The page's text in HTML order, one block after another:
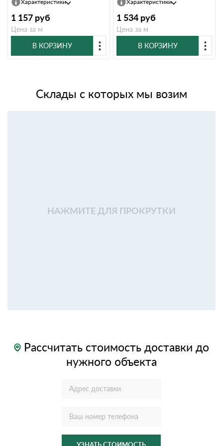
Характеристики
1 157 руб
Цена за м
В КОРЗИНУ
Характеристики
1 534 руб
Цена за м
В КОРЗИНУ
Склады с которых мы возим
НАЖМИТЕ ДЛЯ ПРОКРУТКИ
Рассчитать стоимость доставки до
нужного объекта